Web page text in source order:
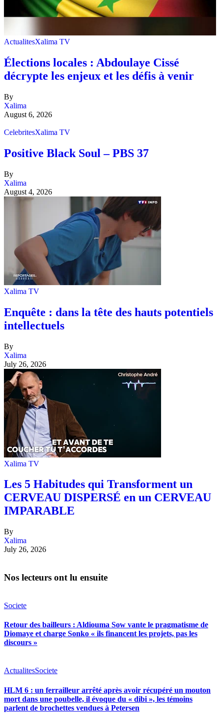
ActualitesXalima TV
Élections locales : Abdoulaye Cissé
décrypte les enjeux et les défis à venir
By
Xalima
August 6, 2026
CelebritesXalima TV
Positive Black Soul – PBS 37
By
Xalima
August 4, 2026
Xalima TV
Enquête : dans la tête des hauts potentiels
intellectuels
By
Xalima
July 26, 2026
Xalima TV
Les 5 Habitudes qui Transforment un
CERVEAU DISPERSÉ en un CERVEAU
IMPARABLE
By
Xalima
July 26, 2026
Nos lecteurs ont lu ensuite
Societe
Retour des bailleurs : Aldiouma Sow vante le pragmatisme de
Diomaye et charge Sonko « ils financent les projets, pas les
discours »
ActualitesSociete
HLM 6 : un ferrailleur arrêté après avoir récupéré un mouton
mort dans une poubelle, il évoque du « dibi », les témoins
parlent de brochettes vendues à Petersen